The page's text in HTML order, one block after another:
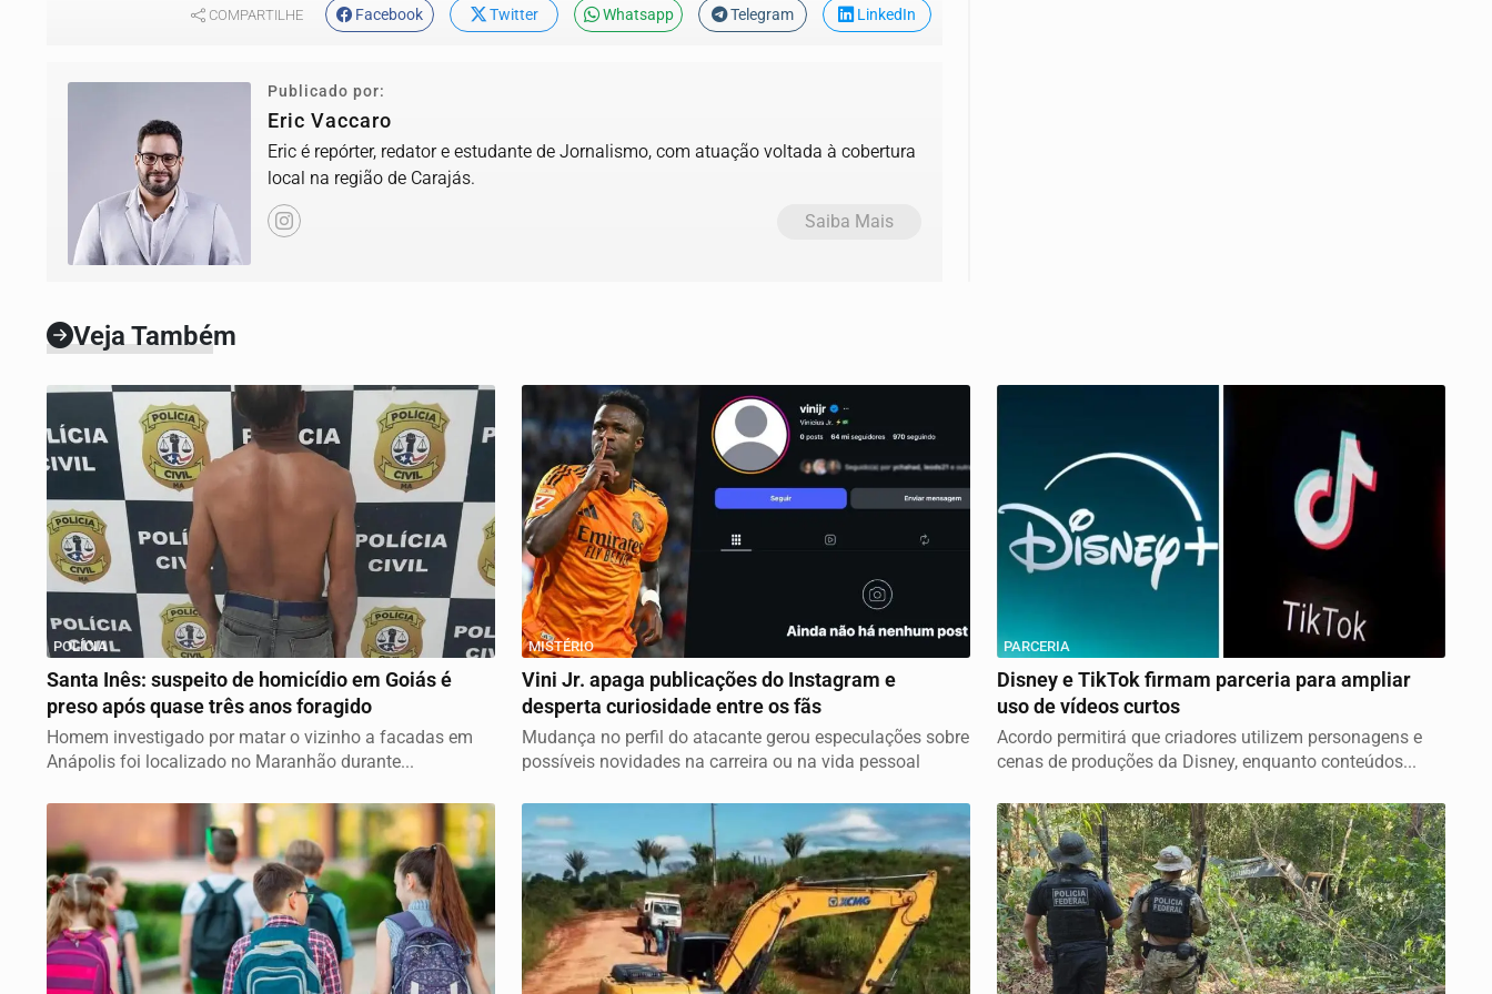
COMPARTILHE Facebook Twitter Whatsapp Telegram LinkedIn
Publicado por:
Eric Vaccaro
Eric é repórter, redator e estudante de Jornalismo, com atuação voltada à cobertura
local na região de Carajás.
Saiba Mais
Veja Também
POLÍCIA
Santa Inês: suspeito de homicídio em Goiás é
preso após quase três anos foragido
Homem investigado por matar o vizinho a facadas em
Anápolis foi localizado no Maranhão durante...
MISTÉRIO
Vini Jr. apaga publicações do Instagram e
desperta curiosidade entre os fãs
Mudança no perfil do atacante gerou especulações sobre
possíveis novidades na carreira ou na vida pessoal
PARCERIA
Disney e TikTok firmam parceria para ampliar
uso de vídeos curtos
Acordo permitirá que criadores utilizem personagens e
cenas de produções da Disney, enquanto conteúdos...